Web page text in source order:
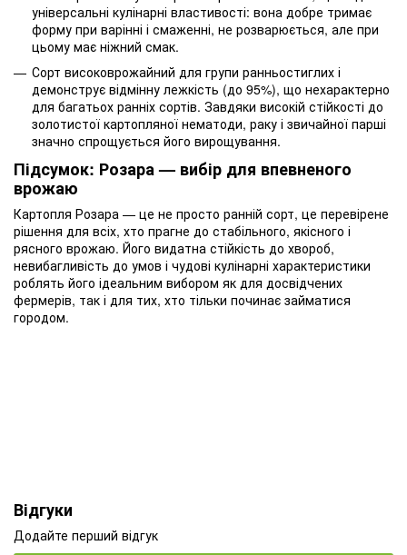
універсальні кулінарні властивості: вона добре тримає
форму при варінні і смаженні, не розварюється, але при
цьому має ніжний смак.
Сорт високоврожайний для групи ранньостиглих і
демонструє відмінну лежкість (до 95%), що нехарактерно
для багатьох ранніх сортів. Завдяки високій стійкості до
золотистої картопляної нематоди, раку і звичайної парші
значно спрощується його вирощування.
Підсумок: Розара — вибір для впевненого
врожаю
Картопля Розара — це не просто ранній сорт, це перевірене
рішення для всіх, хто прагне до стабільного, якісного і
рясного врожаю. Його видатна стійкість до хвороб,
невибагливість до умов і чудові кулінарні характеристики
роблять його ідеальним вибором як для досвідчених
фермерів, так і для тих, хто тільки починає займатися
городом.
Відгуки
Додайте перший відгук